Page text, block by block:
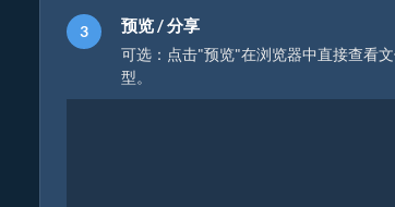
预览 / 分享
可选：点击"预览"在浏览器中直接查看
型。